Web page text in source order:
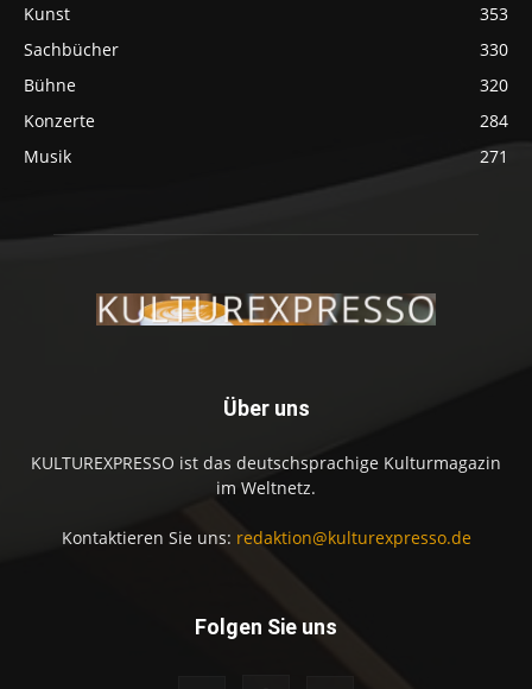
Kunst
353
Sachbücher
330
Bühne
320
Konzerte
284
Musik
271
Über uns
KULTUREXPRESSO ist das deutschsprachige Kulturmagazin
im Weltnetz.
Kontaktieren Sie uns: redaktion@kulturexpresso.de
Folgen Sie uns